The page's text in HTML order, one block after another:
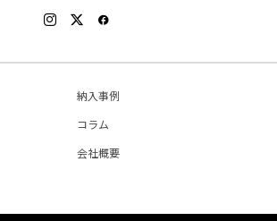
納入事例
コラム
会社概要